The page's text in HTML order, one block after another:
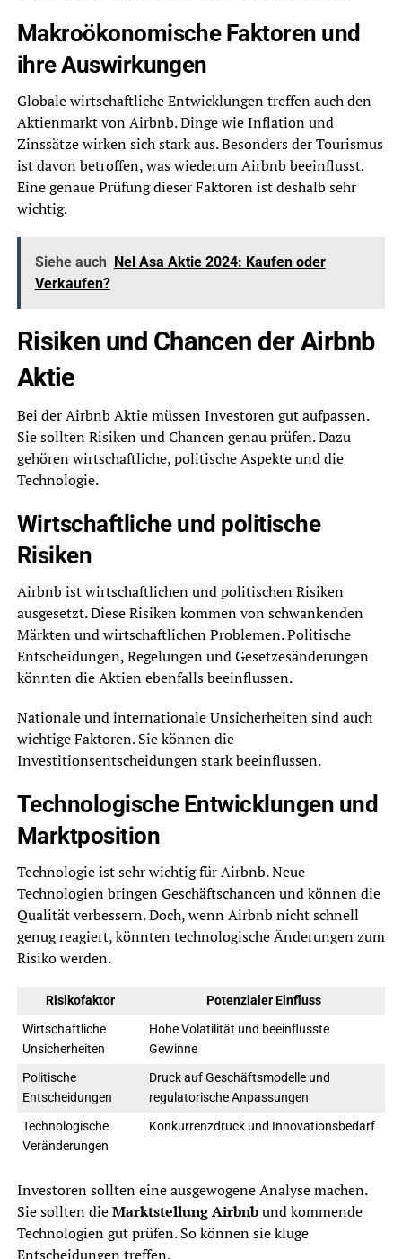
Makroökonomische Faktoren und
ihre Auswirkungen
Globale wirtschaftliche Entwicklungen treffen auch den
Aktienmarkt von Airbnb. Dinge wie Inflation und
Zinssätze wirken sich stark aus. Besonders der Tourismus
ist davon betroffen, was wiederum Airbnb beeinflusst.
Eine genaue Prüfung dieser Faktoren ist deshalb sehr
wichtig.
Siehe auch Nel Asa Aktie 2024: Kaufen oder
Verkaufen?
Risiken und Chancen der Airbnb
Aktie
Bei der Airbnb Aktie müssen Investoren gut aufpassen.
Sie sollten Risiken und Chancen genau prüfen. Dazu
gehören wirtschaftliche, politische Aspekte und die
Technologie.
Wirtschaftliche und politische
Risiken
Airbnb ist wirtschaftlichen und politischen Risiken
ausgesetzt. Diese Risiken kommen von schwankenden
Märkten und wirtschaftlichen Problemen. Politische
Entscheidungen, Regelungen und Gesetzesänderungen
könnten die Aktien ebenfalls beeinflussen.
Nationale und internationale Unsicherheiten sind auch
wichtige Faktoren. Sie können die
Investitionsentscheidungen stark beeinflussen.
Technologische Entwicklungen und
Marktposition
Technologie ist sehr wichtig für Airbnb. Neue
Technologien bringen Geschäftschancen und können die
Qualität verbessern. Doch, wenn Airbnb nicht schnell
genug reagiert, könnten technologische Änderungen zum
Risiko werden.
Risikofaktor
Potenzialer Einfluss
Wirtschaftliche
Unsicherheiten
Hohe Volatilität und beeinflusste
Gewinne
Politische
Entscheidungen
Druck auf Geschäftsmodelle und
regulatorische Anpassungen
Technologische
Veränderungen
Konkurrenzdruck und Innovationsbedarf
Investoren sollten eine ausgewogene Analyse machen.
Sie sollten dieMarktstellung Airbnbund kommende
Technologien gut prüfen. So können sie kluge
Entscheidungen treffen.